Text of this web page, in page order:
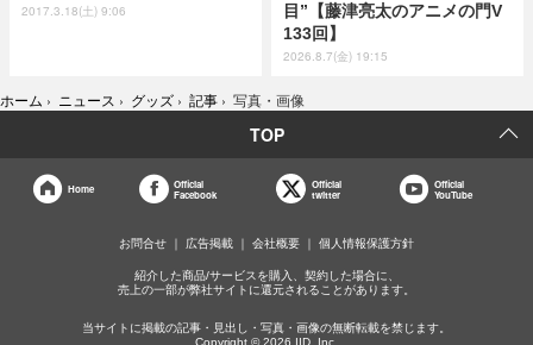
2017.3.18(土) 9:06
目”【藤津亮太のアニメの門V
133回】
2026.8.7(金) 19:15
ホーム › ニュース › グッズ › 記事 › 写真・画像
TOP
Home
Official
Facebook
Official
twitter
Official
YouTube
お問合せ 広告掲載 会社概要 個人情報保護方針
紹介した商品/サービスを購入、契約した場合に、
売上の一部が弊社サイトに還元されることがあります。
当サイトに掲載の記事・見出し・写真・画像の無断転載を禁じます。
Copyright © 2026 IID, Inc.